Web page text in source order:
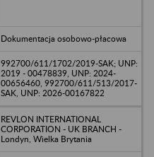
Dokumentacja osobowo-płacowa
992700/611/1702/2019-SAK; UNP:
2019 - 00478839, UNP: 2024-
00656460, 992700/611/513/2017-
SAK, UNP: 2026-00167822
REVLON INTERNATIONAL
CORPORATION - UK BRANCH -
Londyn, Wielka Brytania